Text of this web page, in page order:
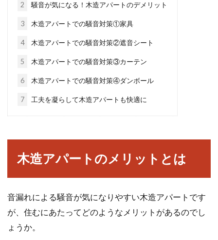
木造新築の電気工事は単価を知るこ
木造住宅の新築やリフォームの際、電気工事を
必要とすることがあります。住宅メーカーで新
築した場...
わかりやすい覚え方を解説
るかどうか悩んでいる方もいるのではないでし
ょうか。...
2 騒音が気になる！木造アパートのデメリット
3 木造アパートでの騒音対策①家具
4 木造アパートでの騒音対策②遮音シート
5 木造アパートでの騒音対策③カーテン
6 木造アパートでの騒音対策④ダンボール
7 工夫を凝らして木造アパートも快適に
木造アパートのメリットとは
音漏れによる騒音が気になりやすい木造アパートです
が、住むにあたってどのようなメリットがあるのでし
ょうか。